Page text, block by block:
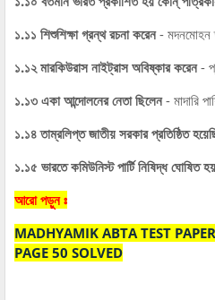
১.১১ শিশুশিক্ষা গ্রন্থ রচনা করেন- মদনমোহন
১.১২ মারকিউরাস নাইট্রাস অবিষ্কার করেন-
১.১৩ একা আন্দোলনের নেতা ছিলেন- মাদারি
১.১৪ তাম্রলিপ্ত জাতীয় সরকার প্রতিষ্ঠিত
১.১৫ ভারতে কমিউনিস্ট পার্টি নিষিদ্ধ ঘোষিত হয়
আরো পড়ুন ঃ
MADHYAMIK ABTA TEST
PAGE 50 SOLVED